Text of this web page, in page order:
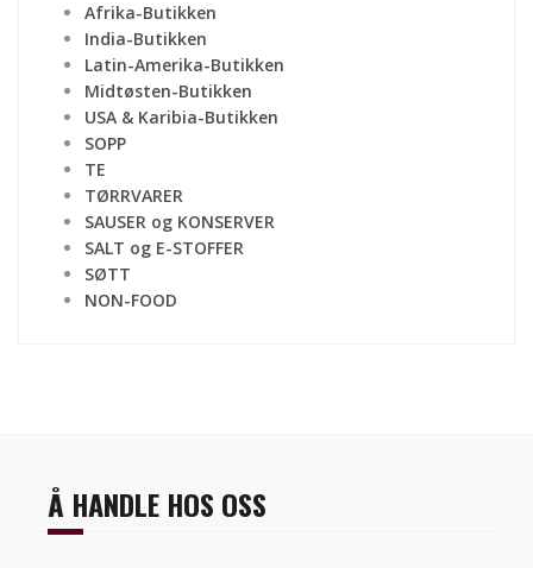
Afrika-Butikken
India-Butikken
Latin-Amerika-Butikken
Midtøsten-Butikken
USA & Karibia-Butikken
SOPP
TE
TØRRVARER
SAUSER og KONSERVER
SALT og E-STOFFER
SØTT
NON-FOOD
Å HANDLE HOS OSS